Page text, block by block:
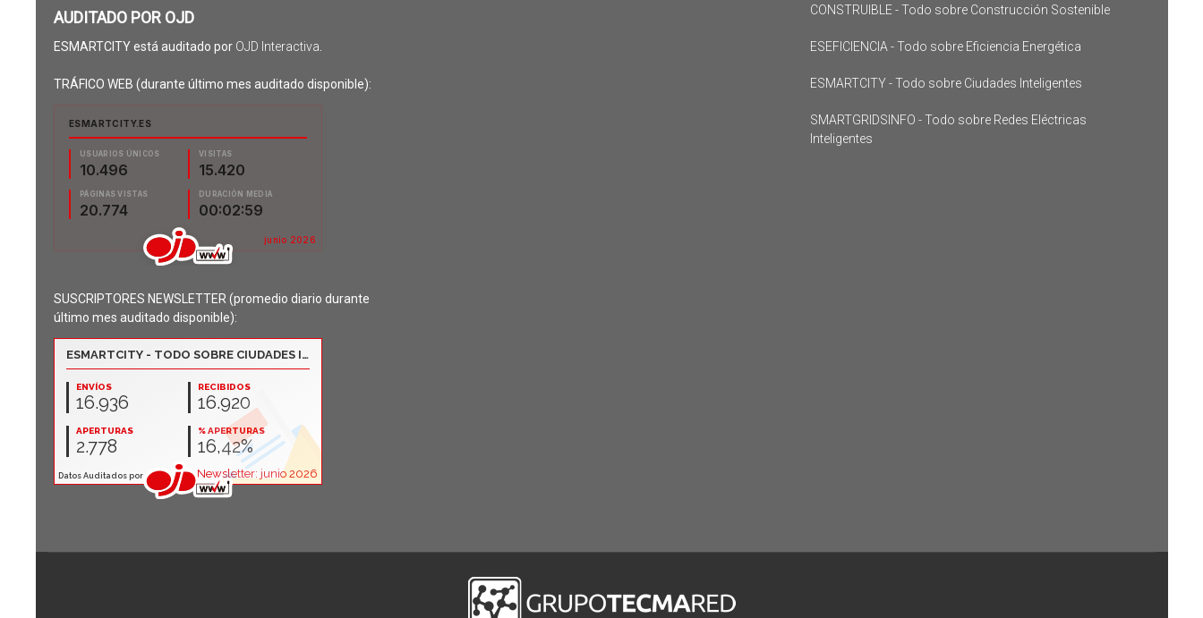
AUDITADO POR OJD
ESMARTCITY está auditado por OJD Interactiva
TRÁFICO WEB (durante último mes auditado disponible):
SUSCRIPTORES NEWSLETTER (promedio diario durante
último mes auditado disponible):
CONSTRUIBLE - Todo sobre Construcción Sostenible
ESEFICIENCIA - Todo sobre Eficiencia Energética
ESMARTCITY - Todo sobre Ciudades Inteligentes
SMARTGRIDSINFO - Todo sobre Redes Eléctricas
Inteligentes